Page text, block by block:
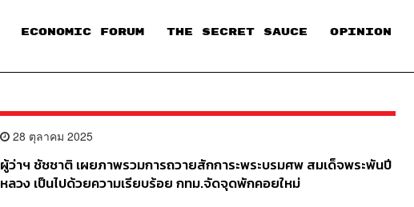
ECONOMIC FORUM THE SECRET SAUCE​ OPINION
28 ตุลาคม 2025
ผู้ว่าฯ ชัชชาติ เผยภาพรวมการถวายสักการะพระบรมศพ สมเด็จพระพันปี
หลวง เป็นไปด้วยความเรียบร้อย กทม.จัดจุดพักคอยใหม่